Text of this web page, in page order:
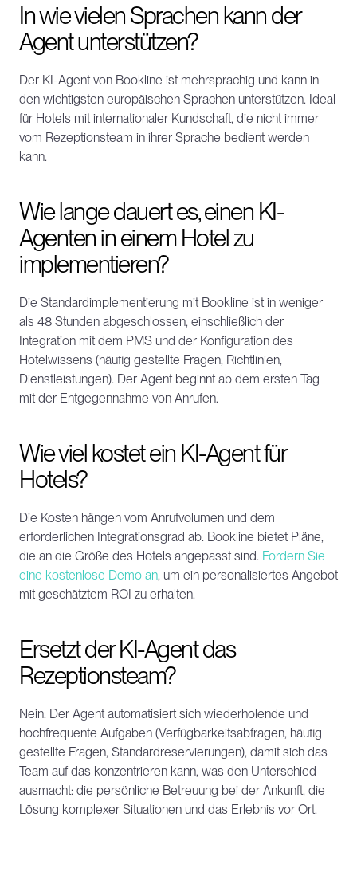
In wie vielen Sprachen kann der
Agent unterstützen?
Der KI-Agent von Bookline ist mehrsprachig und kann in
den wichtigsten europäischen Sprachen unterstützen. Ideal
für Hotels mit internationaler Kundschaft, die nicht immer
vom Rezeptionsteam in ihrer Sprache bedient werden
kann.
Wie lange dauert es, einen KI-
Agenten in einem Hotel zu
implementieren?
Die Standardimplementierung mit Bookline ist in weniger
als 48 Stunden abgeschlossen, einschließlich der
Integration mit dem PMS und der Konfiguration des
Hotelwissens (häufig gestellte Fragen, Richtlinien,
Dienstleistungen). Der Agent beginnt ab dem ersten Tag
mit der Entgegennahme von Anrufen.
Wie viel kostet ein KI-Agent für
Hotels?
Die Kosten hängen vom Anrufvolumen und dem
erforderlichen Integrationsgrad ab. Bookline bietet Pläne,
die an die Größe des Hotels angepasst sind. Fordern Sie
eine kostenlose Demo an, um ein personalisiertes Angebot
mit geschätztem ROI zu erhalten.
Ersetzt der KI-Agent das
Rezeptionsteam?
Nein. Der Agent automatisiert sich wiederholende und
hochfrequente Aufgaben (Verfügbarkeitsabfragen, häufig
gestellte Fragen, Standardreservierungen), damit sich das
Team auf das konzentrieren kann, was den Unterschied
ausmacht: die persönliche Betreuung bei der Ankunft, die
Lösung komplexer Situationen und das Erlebnis vor Ort.